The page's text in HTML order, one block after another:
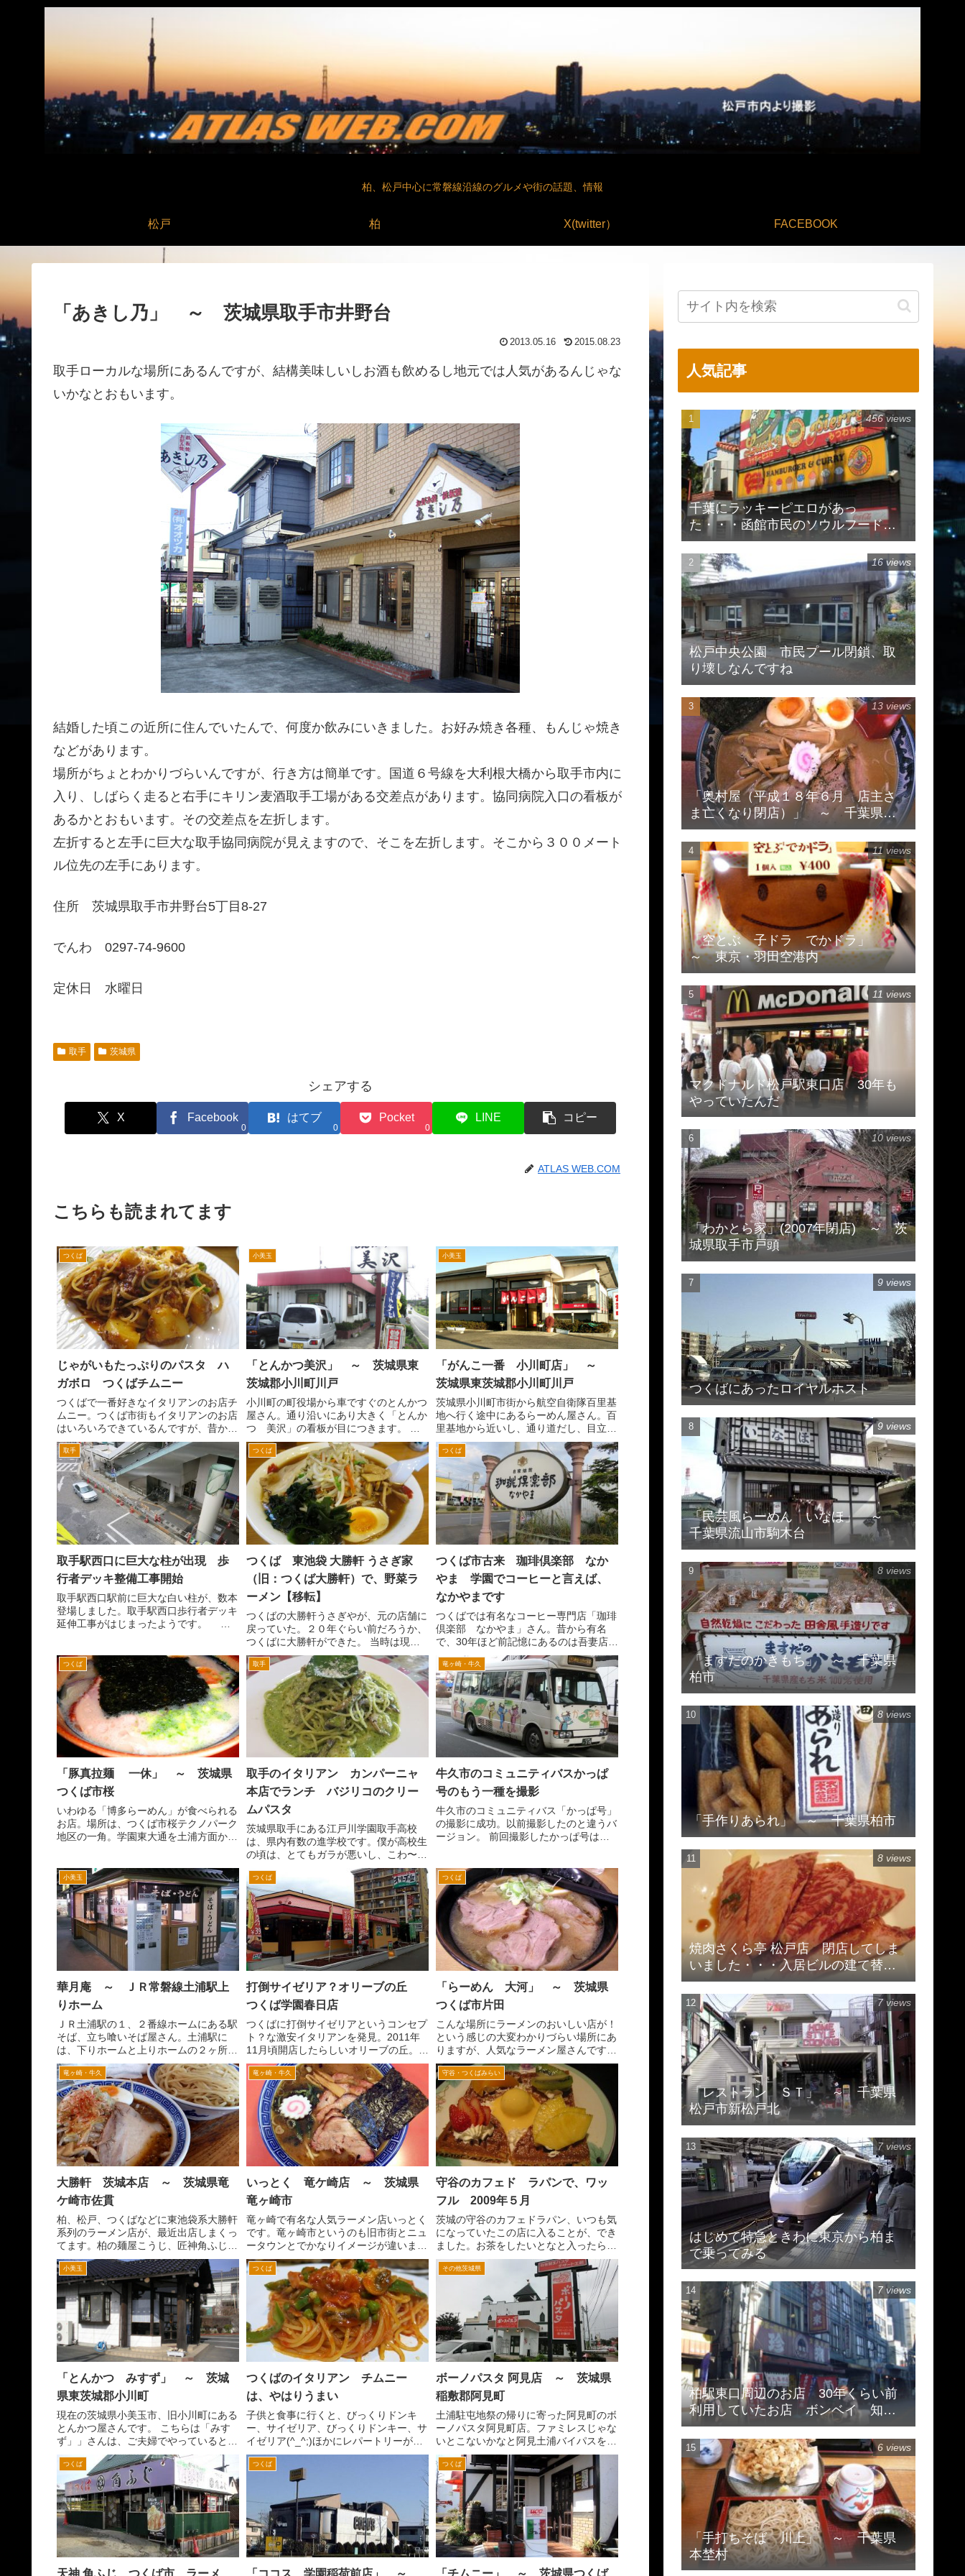
柏、松戸中心に常磐線沿線のグルメや街の話題、情報
松戸 柏 X(twitter） FACEBOOK
「あきし乃」 ～ 茨城県取手市井野台
2013.05.16 2015.08.23
取手ローカルな場所にあるんですが、結構美味しいしお酒も飲めるし地元では人気があるんじゃな
いかなとおもいます。
結婚した頃この近所に住んでいたんで、何度か飲みにいきました。お好み焼き各種、もんじゃ焼き
などがあります。
場所がちょとわかりづらいんですが、行き方は簡単です。国道６号線を大利根大橋から取手市内に
入り、しばらく走ると右手にキリン麦酒取手工場がある交差点があります。協同病院入口の看板が
あるかとおもいます。その交差点を左折します。
左折すると左手に巨大な取手協同病院が見えますので、そこを左折します。そこから３００メート
ル位先の左手にあります。
住所 茨城県取手市井野台5丁目8-27
でんわ 0297-74-9600
定休日 水曜日
取手 茨城県
シェアする
X Facebook
0
はてブ
0
Pocket
0
LINE コピー
ATLAS WEB.COM
こちらも読まれてます
つくば
じゃがいもたっぷりのパスタ ハ
ガボロ つくばチムニー
つくばで一番好きなイタリアンのお店チ
ムニー。つくば市街もイタリアンのお店
はいろいろできているんですが、昔から
変わらぬチムニーの雰囲気が好きですね
難点は、混んでること。ランチタイム
は、早く行くか、遅くいかないと入れな
い。特に駐車場が入れな...
小美玉
「とんかつ美沢」 ～ 茨城県東
茨城郡小川町川戸
小川町の町役場から車ですぐのとんかつ
屋さん。通り沿いにあり大きく「とんか
つ 美沢」の看板が目につきます。 場
所は、国道６号石岡消防署交差点を鉾
田、小川方面へ。オカメ納豆工場のある
交差点を左折し、国保小川病院前の交差
点（小川町役場入り口）を過...
小美玉
「がんこ一番 小川町店」 ～
茨城県東茨城郡小川町川戸
茨城県小川町市街から航空自衛隊百里基
地へ行く途中にあるらーめん屋さん。百
里基地から近いし、通り道だし、目立つ
のでご存知の方も多いかと思います。
場所は、小川市街地から県道石岡紅葉線
を百里基地方向へ。セブンイレブン野田
店を過ぎて、右角の茨城ト...
取手
取手駅西口に巨大な柱が出現 歩
行者デッキ整備工事開始
取手駅西口駅前に巨大な白い柱が、数本
登場しました。取手駅西口歩行者デッキ
延伸工事がはじまったようです。 取
っています。右手には、エスカレーター
があります。エスカレータ...
つくば
つくば 東池袋 大勝軒 うさぎ家
（旧：つくば大勝軒）で、野菜ラ
ーメン【移転】
つくばの大勝軒うさぎやが、元の店舗に
戻っていた。２０年ぐらい前だろうか、
つくばに大勝軒ができた。 当時は現在
のように大勝軒系のお店がたくさんなか
った時代なので、あの東池袋の大勝軒が
つくばにできるというので、かなりイン
パクトがあった。 その...
つくば
つくば市古来 珈琲倶楽部 なか
やま 学園でコーヒーと言えば、
なかやまです
つくばでは有名なコーヒー専門店「珈琲
倶楽部 なかやま」さん。昔から有名
で、30年ほど前記憶にあるのは吾妻店と
つくば西武の向かいにも店舗があったか
と思います。 上記の2店舗は現在閉店し
ています。 当時から現在でも営業し
ているのが、ここつくば...
つくば
「豚真拉麺 一休」 ～ 茨城県
つくば市桜
いわゆる「博多らーめん」が食べられる
お店。場所は、つくば市桜テクノパーク
地区の一角。学園東大通を土浦方面から
点を右折。ちょっと進んだ左手のマンシ
ョンの一階。 お店の裏に...
取手
取手のイタリアン カンパーニャ
本店でランチ バジリコのクリー
ムパスタ
茨城県取手にある江戸川学園取手高校
は、県内有数の進学校です。僕が高校生
の頃は、とてもガラが悪いし、こわ〜い
学校のイメージでした。 あの江戸取が
イメチェンに成功したのは経営手腕によ
ると思います。その江戸川学園取手に小
学校ができました。中学に続...
竜ヶ崎・牛久
牛久市のコミュニティバスかっぱ
号のもう一種を撮影
牛久市のコミュニティバス「かっぱ号」
の撮影に成功。以前撮影したのと違うバ
ージョン。 前回撮影したかっぱ号は、
USHIKUとあるが、いまいちよくわかり
づらい。どちらかとい...
小美玉
華月庵 ～ ＪＲ常磐線土浦駅上
りホーム
ＪＲ土浦駅の１、２番線ホームにある駅
そば、立ち喰いそば屋さん。土浦駅に
は、下りホームと上りホームの２ヶ所に
あるようです。 こちら上りホームの華
月庵は、ホームの中心にあります。紫の
看板です。すぐ横が土浦駅のコンテナタ
ーミナルなため頻繁に貨車が...
つくば
打倒サイゼリア？オリーブの丘
つくば学園春日店
つくばに打倒サイゼリアというコンセプ
ト？な激安イタリアンを発見。2011年
11月頃開店したらしいオリーブの丘。学
園西大通り沿いの筑波技術短大そば。
ここは、ず～っとココス春日店が、あっ
た場所。残念ながら閉店してしまったよ
うだ。ココスといえば...
つくば
「らーめん 大河」 ～ 茨城県
つくば市片田
こんな場所にラーメンのおいしい店が！
という感じの大変わかりづらい場所にあ
りますが、人気なラーメン屋さんです。
会社の同僚から、勧められたんですが、
いかんせん最初は場所がわかりづらく、
「こんなろころにあるのかな」と不安に
なりました。 常磐道谷...
竜ヶ崎・牛久
大勝軒 茨城本店 ～ 茨城県竜
ケ崎市佐貫
柏、松戸、つくばなどに東池袋系大勝軒
系列のラーメン店が、最近出店しまくっ
てます。柏の麺屋こうじ、匠神角ふじ
（新松戸、上本郷、南柏、つくば市内な
どの角ふじなど）、柏の大勝軒、優勝軒
など。この界隈の系列は、この佐貫の大
勝軒からと記憶しています。...
竜ヶ崎・牛久
いっとく 竜ケ崎店 ～ 茨城県
竜ヶ崎市
竜ヶ崎で有名な人気ラーメン店いっとく
です。竜ヶ崎市というのも旧市街とニュ
ータウンとでかなりイメージが違いま
す。こちらいっとくは、ニュータウンに
あります。 しかも竜ヶ崎ニュータウン
の一番奥、北竜台です。 国道６号線の
牛久沼から竜ケ崎ニュータウ...
守谷・つくばみらい
守谷のカフェド ラパンで、ワッ
フル 2009年５月
茨城の守谷のカフェドラパン、いつも気
になっていたこの店に入ることが、でき
ました。お茶をしたいとなと入ったら、
メニューのワッフルが、きになってしま
いまして・・・ こちらは、フルーツワ
ッフルです。 これが、すごくボリュー
ムが、あるんです。イチゴ...
小美玉
「とんかつ みすず」 ～ 茨城
県東茨城郡小川町
現在の茨城県小美玉市、旧小川町にある
とんかつ屋さんです。 こちらは「みす
ず」」さんは、ご夫婦でやっているとて
もアットホームな雰囲気です。とんかつ
屋さんにありがちが、和風な雰囲気と言
うよりはレストランのようないすとテー
ブルの店内でした。 また...
つくば
つくばのイタリアン チムニー
は、やはりうまい
子供と食事に行くと、びっくりドンキ
ー、サイゼリア、びっくりドンキー、サ
イゼリア(^_^;)ほかにレパートリーがな
いのか。たまには、ファミレスじゃない
とこにいかないか？と言っても、キッパ
リ嫌だと。 サイゼリアのイタリアン
知らない子供もなんか...
その他茨城県
ボーノパスタ 阿見店 ～ 茨城県
稲敷郡阿見町
土浦駐屯地祭の帰りに寄った阿見町のボ
ーノパスタ阿見町店。ファミレスじゃな
いとこないかなと阿見土浦バイパスを走
っていたら、おしゃれな雰囲気のお店だ
ったんで入ってみました。 混んでい
た。とりあえず3組ほどの待ち。でも店
内は、２階も席があるようで...
つくば
天神 角ふじ つくば市 ラーメ
つくば
「ココス 学園稲荷前店」 ～
つくば
「チムニー」 ～ 茨城県つくば
人気記事
千葉にラッキーピエロがあっ
た・・・函館市民のソウルフードで
有名
456 views
松戸中央公園 市民プール閉鎖、取
り壊しなんですね
16 views
「奥村屋（平成１８年６月 店主さ
ま亡くなり閉店）」 ～ 千葉県柏
市豊住
13 views
「空とぶ 子ドラ でかドラ」
～ 東京・羽田空港内
11 views
マクドナルド松戸駅東口店 30年も
やっていたんだ
11 views
「わかとら家」(2007年閉店) ～ 茨
城県取手市戸頭
10 views
つくばにあったロイヤルホスト
9 views
「民芸風らーめん いなほ」 ～
千葉県流山市駒木台
9 views
「ますだのかきもち」 ～ 千葉県
柏市
8 views
「手作りあられ」 ～ 千葉県柏市
8 views
焼肉さくら亭 松戸店 閉店してしま
いました・・・入居ビルの建て替え
のため
8 views
「レストラン ＳＴ」 ～ 千葉県
松戸市新松戸北
7 views
はじめて特急ときわに東京から柏ま
で乗ってみる
7 views
柏駅東口周辺のお店 30年くらい前
利用していたお店 ボンベイ 知味
斎 珍来
7 views
「手打ちそば 川上」 ～ 千葉県
本埜村
6 views